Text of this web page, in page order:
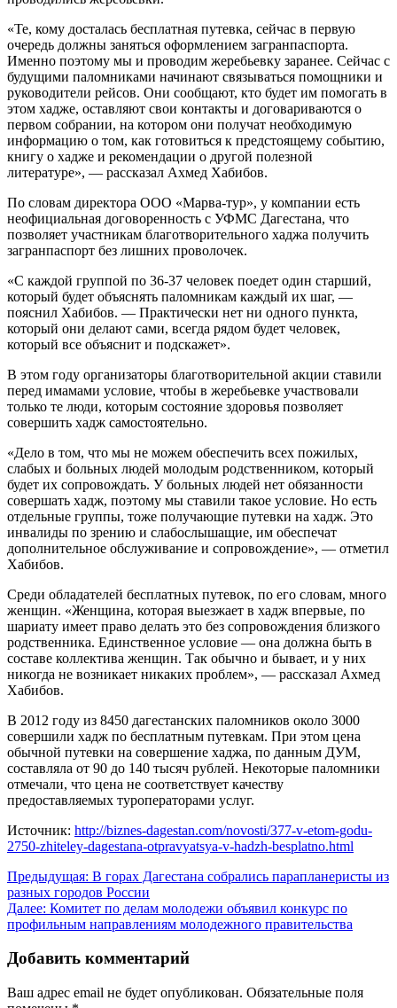
«Те, кому досталась бесплатная путевка, сейчас в первую
очередь должны заняться оформлением загранпаспорта.
Именно поэтому мы и проводим жеребьевку заранее. Сейчас с
будущими паломниками начинают связываться помощники и
руководители рейсов. Они сообщают, кто будет им помогать в
этом хадже, оставляют свои контакты и договариваются о
первом собрании, на котором они получат необходимую
информацию о том, как готовиться к предстоящему событию,
книгу о хадже и рекомендации о другой полезной
литературе», — рассказал Ахмед Хабибов.
По словам директора ООО «Марва-тур», у компании есть
неофициальная договоренность с УФМС Дагестана, что
позволяет участникам благотворительного хаджа получить
загранпаспорт без лишних проволочек.
«С каждой группой по 36-37 человек поедет один старший,
который будет объяснять паломникам каждый их шаг, —
пояснил Хабибов. — Практически нет ни одного пункта,
который они делают сами, всегда рядом будет человек,
который все объяснит и подскажет».
В этом году организаторы благотворительной акции ставили
перед имамами условие, чтобы в жеребьевке участвовали
только те люди, которым состояние здоровья позволяет
совершить хадж самостоятельно.
«Дело в том, что мы не можем обеспечить всех пожилых,
слабых и больных людей молодым родственником, который
будет их сопровождать. У больных людей нет обязанности
совершать хадж, поэтому мы ставили такое условие. Но есть
отдельные группы, тоже получающие путевки на хадж. Это
инвалиды по зрению и слабослышащие, им обеспечат
дополнительное обслуживание и сопровождение», — отметил
Хабибов.
Среди обладателей бесплатных путевок, по его словам, много
женщин. «Женщина, которая выезжает в хадж впервые, по
шариату имеет право делать это без сопровождения близкого
родственника. Единственное условие — она должна быть в
составе коллектива женщин. Так обычно и бывает, и у них
никогда не возникает никаких проблем», — рассказал Ахмед
Хабибов.
В 2012 году из 8450 дагестанских паломников около 3000
совершили хадж по бесплатным путевкам. При этом цена
обычной путевки на совершение хаджа, по данным ДУМ,
составляла от 90 до 140 тысяч рублей. Некоторые паломники
отмечали, что цена не соответствует качеству
предоставляемых туроператорами услуг.
Источник: http://biznes-dagestan.com/novosti/377-v-etom-godu-
2750-zhiteley-dagestana-otpravyatsya-v-hadzh-besplatno.html
Навигация
по
записям
Предыдущая: В горах Дагестана собрались парапланеристы из
разных городов России
Далее: Комитет по делам молодежи объявил конкурс по
профильным направлениям молодежного правительства
Добавить комментарий
Ваш адрес email не будет опубликован. Обязательные поля